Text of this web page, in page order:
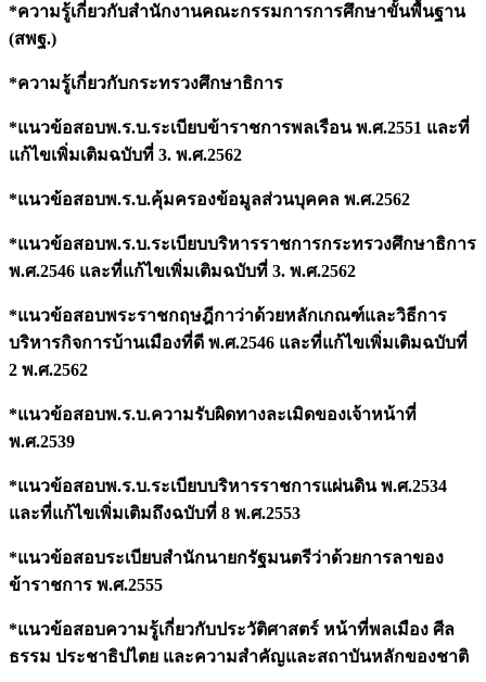
381)
quantity
*ความรู้เกี่ยวกับสำนักงานคณะกรรมการการศึกษาขั้นพื้นฐาน
(สพฐ.)
*ความรู้เกี่ยวกับกระทรวงศึกษาธิการ
*แนวข้อสอบพ.ร.บ.ระเบียบข้าราชการพลเรือน พ.ศ.2551 และที่
แก้ไขเพิ่มเติมฉบับที่ 3. พ.ศ.2562
*แนวข้อสอบพ.ร.บ.คุ้มครองข้อมูลส่วนบุคคล พ.ศ.2562
*แนวข้อสอบพ.ร.บ.ระเบียบบริหารราชการกระทรวงศึกษาธิการ
พ.ศ.2546 และที่แก้ไขเพิ่มเติมฉบับที่ 3. พ.ศ.2562
*แนวข้อสอบพระราชกฤษฎีกาว่าด้วยหลักเกณฑ์และวิธีการ
บริหารกิจการบ้านเมืองที่ดี พ.ศ.2546 และที่แก้ไขเพิ่มเติมฉบับที่
2 พ.ศ.2562
*แนวข้อสอบพ.ร.บ.ความรับผิดทางละเมิดของเจ้าหน้าที่
พ.ศ.2539
*แนวข้อสอบพ.ร.บ.ระเบียบบริหารราชการแผ่นดิน พ.ศ.2534
และที่แก้ไขเพิ่มเติมถึงฉบับที่ 8 พ.ศ.2553
*แนวข้อสอบระเบียบสำนักนายกรัฐมนตรีว่าด้วยการลาของ
ข้าราชการ พ.ศ.2555
*แนวข้อสอบความรู้เกี่ยวกับประวัติศาสตร์ หน้าที่พลเมือง ศีล
ธรรม ประชาธิปไตย และความสำคัญและสถาบันหลักของชาติ